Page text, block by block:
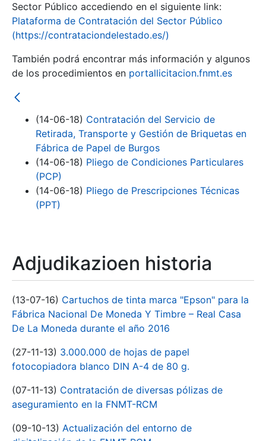
Erakutsi/Ezkutatu
Sector Público accediendo en el siguiente link:
Plataforma de Contratación del Sector Público
(https://contrataciondelestado.es/)
También podrá encontrar más información y algunos
de los procedimientos en portallicitacion.fnmt.es
(14-06-18) Contratación del Servicio de
Retirada, Transporte y Gestión de Briquetas en
Fábrica de Papel de Burgos
(14-06-18) Pliego de Condiciones Particulares
(PCP)
(14-06-18) Pliego de Prescripciones Técnicas
(PPT)
Adjudikazioen historia
(13-07-16) Cartuchos de tinta marca "Epson" para la
Fábrica Nacional De Moneda Y Timbre – Real Casa
De La Moneda durante el año 2016
(27-11-13) 3.000.000 de hojas de papel
fotocopiadora blanco DIN A-4 de 80 g.
(07-11-13) Contratación de diversas pólizas de
aseguramiento en la FNMT-RCM
(09-10-13) Actualización del entorno de